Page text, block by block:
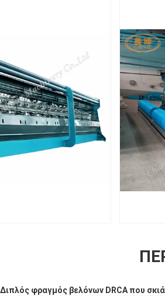
Διπλός φραγμός βελόνων DRCA που